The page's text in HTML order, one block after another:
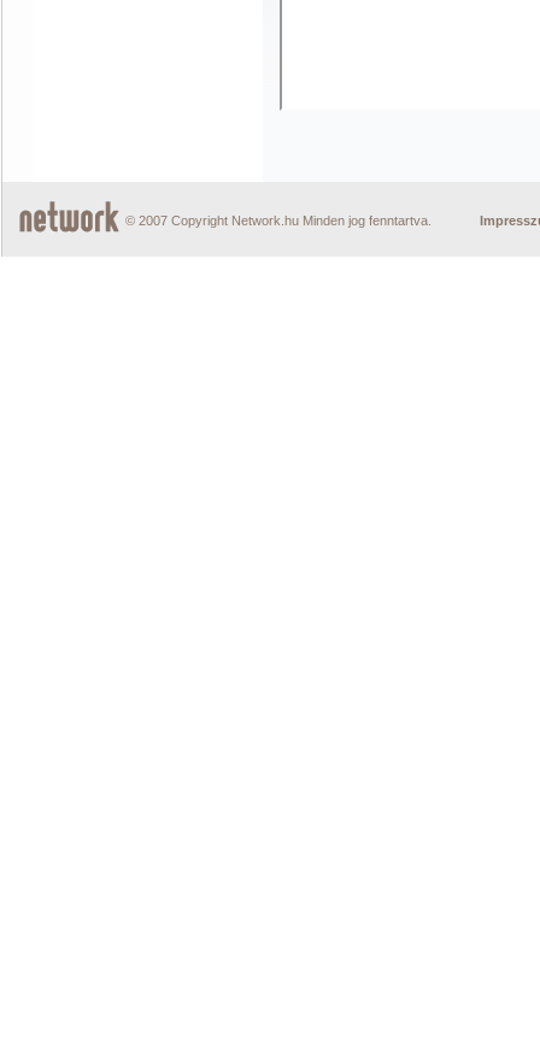
© 2007 Copyright Network.hu Minden jog fenntartva.